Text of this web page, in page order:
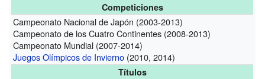
Competiciones
Campeonato Nacional de Japón (2003-2013)
Campeonato de los Cuatro Continentes (2008-2013)
Campeonato Mundial (2007-2014)
Juegos Olímpicos de Invierno (2010, 2014)
Títulos